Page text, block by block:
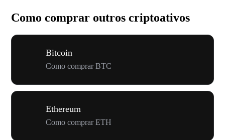
Como comprar outros criptoativos
Bitcoin
Como comprar BTC
Ethereum
Como comprar ETH